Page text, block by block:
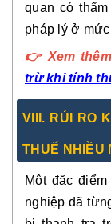
quan có
pháp lý ở
👉 Xem
trừ khi tính
VIII . RỦI RO
THUẾ NHIỀU
Một đặc
nghiệp đã